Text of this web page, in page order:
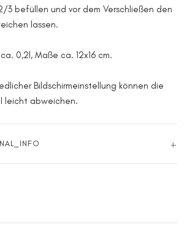
3 befüllen und vor dem Verschließen den
lassen.
0,2l, Maße ca. 12x16 cm.
Bildschirmeinstellung können die
leicht abweichen.